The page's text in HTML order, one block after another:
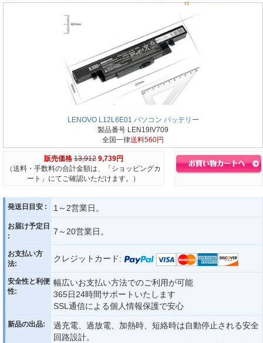
品
LENOVO L12L6E01 パソコン バッテリー
製品番号 LEN19IV709
全国一律送料560円
販売価格 13,912 9,739円
（送料・手数料の合計金額は、「ショッピングカ
ート」にてご確認いただけます。）
発送日目安 : 1～2営業日。
お届け予定日
:
7～20営業日。
お支払い方
法:
クレジットカード:
安全性と利便
性:
幅広いお支払い方法でのご利用が可能
365日24時間サポートいたします
SSL通信による個人情報保護で安心
新品の出品:
過充電、過放電、加熱時、短絡時は自動停止される安全
回路設計。